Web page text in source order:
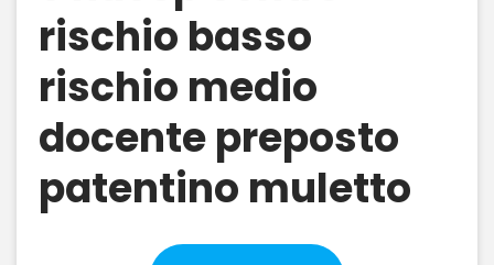
rischio basso
rischio medio
docente preposto
patentino muletto